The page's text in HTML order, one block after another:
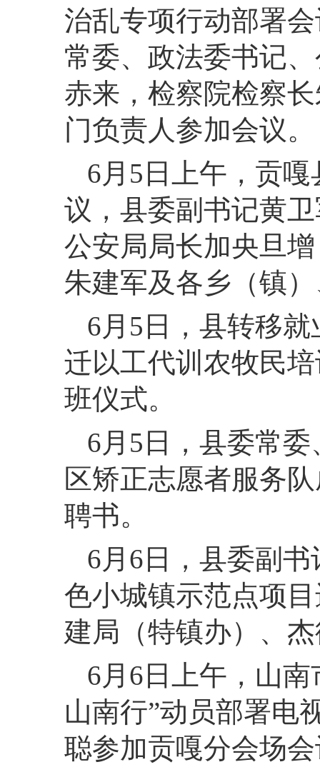
治乱专项行动部署
常委、政法委书记
赤来，检察院检察
门负责人参加会议。
6月5日上午，贡
议，县委副书记黄
公安局局长加央旦
朱建军及各乡（镇
6月5日，县转移
迁以工代训农牧民
班仪式。
6月5日，县委常
区矫正志愿者服务
聘书。
6月6日，县委副
色小城镇示范点项
建局（特镇办）、
6月6日上午，山
山南行”动员部署电
聪参加贡嘎分会场